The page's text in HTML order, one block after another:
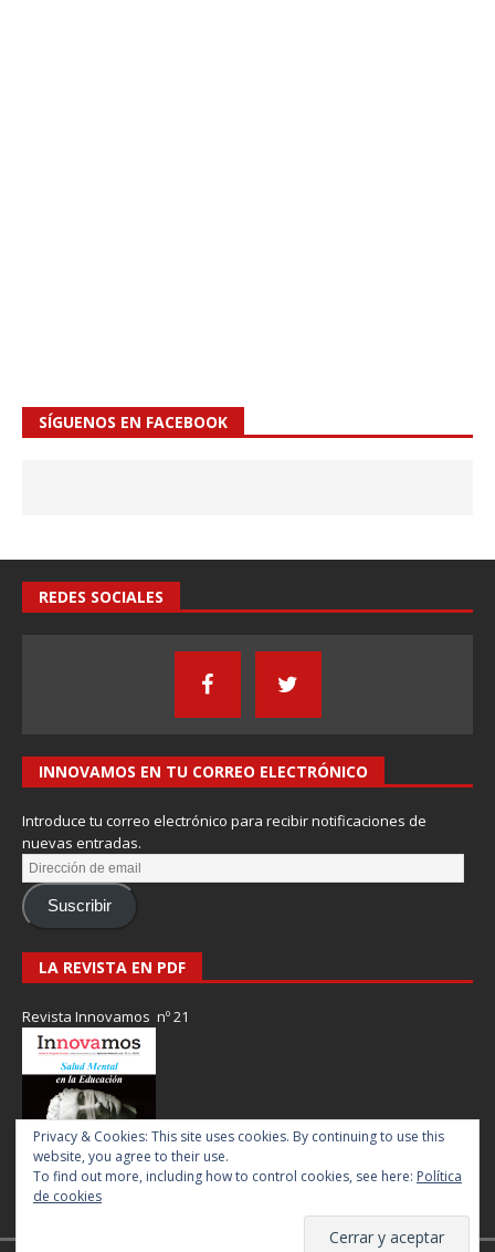
SÍGUENOS EN FACEBOOK
REDES SOCIALES
INNOVAMOS EN TU CORREO ELECTRÓNICO
Introduce tu correo electrónico para recibir notificaciones de
nuevas entradas.
Suscribir
LA REVISTA EN PDF
Revista Innovamos nº 21
Privacy & Cookies: This site uses cookies. By continuing to use this
website, you agree to their use.
To find out more, including how to control cookies, see here: Política
de cookies